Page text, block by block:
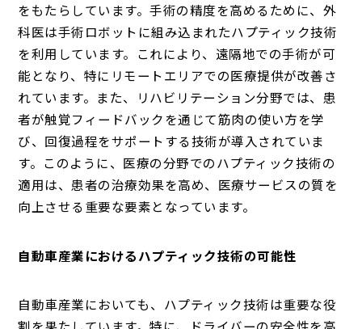
をもたらしています。手術の精度を高めるために、外
科医は手術ロボットに組み込まれたハプティック技術
を利用しています。これにより、遠隔地での手術が可
能となり、特にリモートエリアでの医療提供が改善さ
れています。また、リハビリテーション分野では、患
者が触覚フィードバックを通じて筋肉の使い方を学
び、回復過程をサポートする技術が導入されていま
す。このように、医療の分野でのハプティック技術の
適用は、患者の治療効果を高め、医療サービスの質を
向上させる重要な要素となっています。
自動車産業におけるハプティック技術の可能性
自動車産業においても、ハプティック技術は重要な役